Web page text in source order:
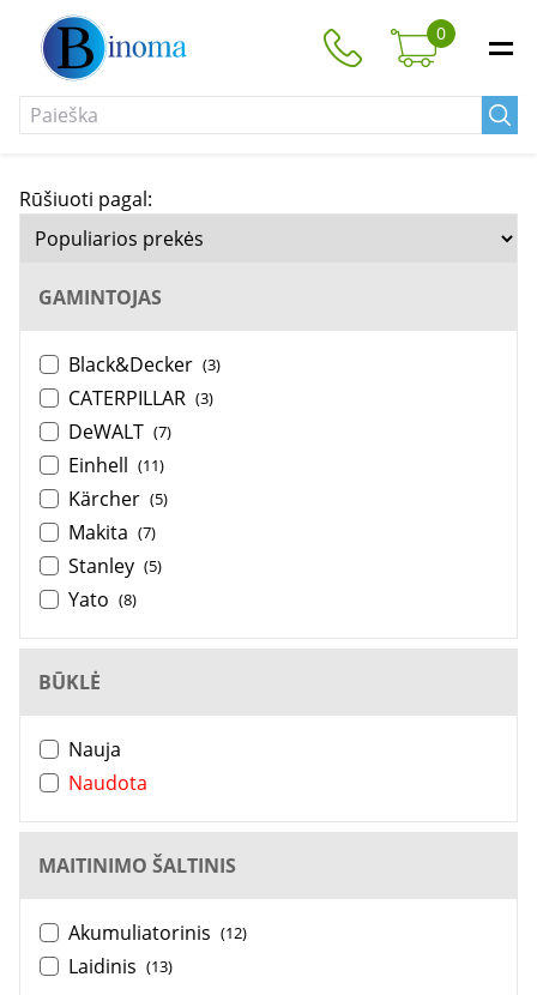
0
Rūšiuoti pagal:
GAMINTOJAS
Black&Decker (3)
CATERPILLAR (3)
DeWALT (7)
Einhell (11)
Kärcher (5)
Makita (7)
Stanley (5)
Yato (8)
BŪKLĖ
Nauja
Naudota
MAITINIMO ŠALTINIS
Akumuliatorinis (12)
Laidinis (13)